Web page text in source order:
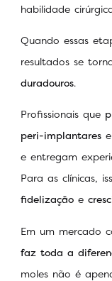
habilidade
Quando essas
resultados se
duradouros.
Profissionais que
peri-implantares
e entregam
Para as clínicas,
fidelização e
Em um mercado
faz toda a
moles não é